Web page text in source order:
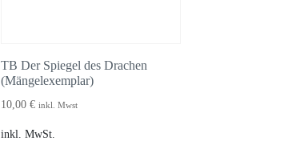
TB Der Spiegel des Drachen
(Mängelexemplar)
10,00€ inkl. Mwst
inkl. MwSt.